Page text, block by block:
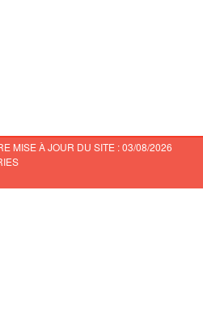
MISE À JOUR DU SITE : 03/08/2026